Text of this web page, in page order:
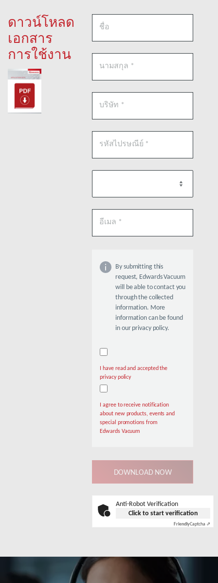
ดาวน์โหลด
เอกสาร
การใช้งาน
By submitting this
request, Edwards Vacuum
will be able to contact you
through the collected
information. More
information can be found
in our privacy policy.
I have read and accepted the
privacy policy
I agree to receive notification
about new products, events and
special promotions from
Edwards Vacuum
Anti-Robot Verification
Click to start verification
FriendlyCaptcha ⇗